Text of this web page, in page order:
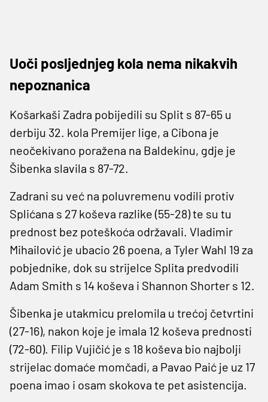
Uoči posljednjeg kola nema nikakvih
nepoznanica
Košarkaši Zadra pobijedili su Split s 87-65 u
derbiju 32. kola Premijer lige, a Cibona je
neočekivano poražena na Baldekinu, gdje je
Šibenka slavila s 87-72.
Zadrani su već na poluvremenu vodili protiv
Splićana s 27 koševa razlike (55-28) te su tu
prednost bez poteškoća održavali. Vladimir
Mihailović je ubacio 26 poena, a Tyler Wahl 19 za
pobjednike, dok su strijelce Splita predvodili
Adam Smith s 14 koševa i Shannon Shorter s 12.
Šibenka je utakmicu prelomila u trećoj četvrtini
(27-16), nakon koje je imala 12 koševa prednosti
(72-60). Filip Vujičić je s 18 koševa bio najbolji
strijelac domaće momčadi, a Pavao Paić je uz 17
poena imao i osam skokova te pet asistencija.